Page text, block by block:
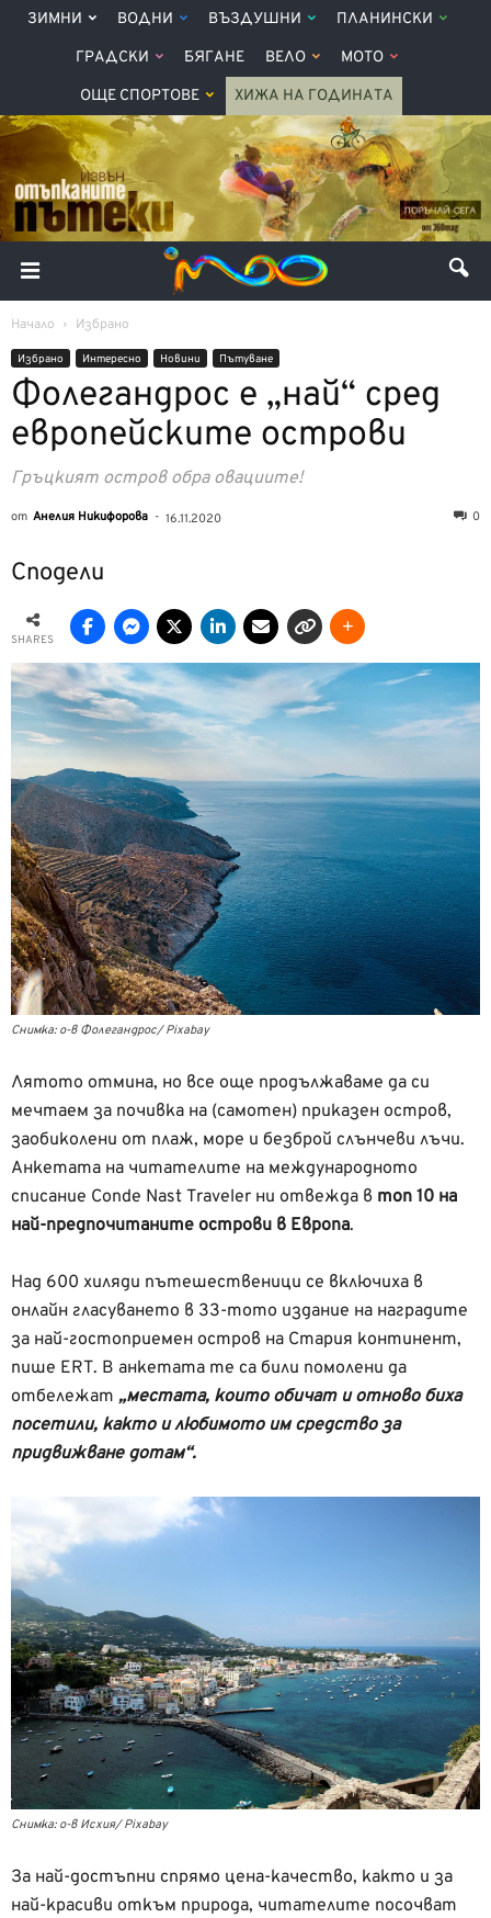
ЗИМНИ ВОДНИ ВЪЗДУШНИ ПЛАНИНСКИ
ГРАДСКИ БЯГАНЕ ВЕЛО МОТО
ОЩЕ СПОРТОВЕ ХИЖА НА ГОДИНАТА
Начало Избрано
Избрано Интерeсно Новини Пътуване
Фолегандрос е „най“ сред
европейските острови
Гръцкият остров обра овациите!
от Анелия Никифорова - 16.11.2020 0
Сподели
SHARES
Снимка: о-в Фолегандрос/ Pixabay
Лятото отмина, но все още продължаваме да си
мечтаем за почивка на (самотен) приказен остров,
заобиколени от плаж, море и безброй слънчеви лъчи.
Анкетата на читателите на международното
списание Conde Nast Traveler ни отвежда в топ 10 на
най-предпочитаните острови в Европа.
Над 600 хиляди пътешественици се включиха в
онлайн гласуването в 33-тото издание на наградите
за най-гостоприемен остров на Стария континент,
пише ERT. В анкетата те са били помолени да
отбележат „местата, които обичат и отново биха
посетили, както и любимото им средство за
придвижване дотам“.
Снимка: о-в Исхия/ Pixabay
За най-достъпни спрямо цена-качество, както и за
най-красиви откъм природа, читателите посочват